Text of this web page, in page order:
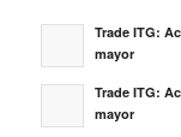
Trade ITG:
mayor
Trade ITG:
mayor